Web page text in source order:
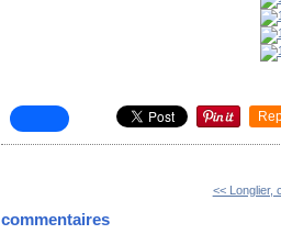
<< Longlier,
commentaires